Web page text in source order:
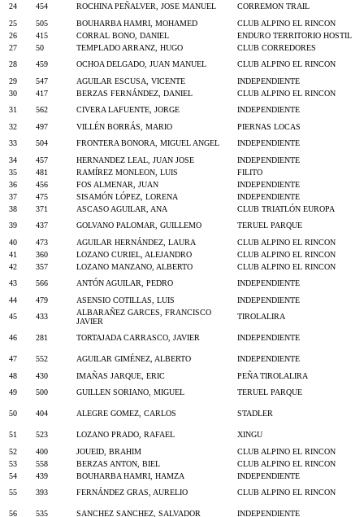
24 454 ROCHINA PEÑALVER, JOSE MANUEL
CORREMON TRAIL
25
505 BOUHARBA HAMRI, MOHAMED
CLUB ALPINO EL RINCON
26
415 CORRAL BONO, DANIEL
ENDURO TERRITORIO HOSTIL
27
50 TEMPLADO ARRANZ, HUGO
CLUB CORREDORES
28
459 OCHOA DELGADO, JUAN MANUEL
CLUB ALPINO EL RINCON
29
547 AGUILAR ESCUSA, VICENTE
INDEPENDIENTE
30
417 BERZAS FERNÁNDEZ, DANIEL
CLUB ALPINO EL RINCON
31
562 CIVERA LAFUENTE, JORGE
INDEPENDIENTE
32
497 VILLÉN BORRÁS, MARIO
PIERNAS LOCAS
33
504 FRONTERA BONORA, MIGUEL ANGEL
INDEPENDIENTE
34
457 HERNANDEZ LEAL, JUAN JOSE
INDEPENDIENTE
35
481 RAMÍREZ MONLEON, LUIS
FILITO
36
456 FOS ALMENAR, JUAN
INDEPENDIENTE
37
475 SISAMÓN LÓPEZ, LORENA
INDEPENDIENTE
38
371 ASCASO AGUILAR, ANA
CLUB TRIATLÓN EUROPA
39
437 GOLVANO PALOMAR, GUILLEMO
TERUEL PARQUE
40
473 AGUILAR HERNÁNDEZ, LAURA
CLUB ALPINO EL RINCON
41
360 LOZANO CURIEL, ALEJANDRO
CLUB ALPINO EL RINCON
42
357 LOZANO MANZANO, ALBERTO
CLUB ALPINO EL RINCON
43
566 ANTÓN AGUILAR, PEDRO
INDEPENDIENTE
44
479 ASENSIO COTILLAS, LUIS
INDEPENDIENTE
45
433
ALBARAÑEZ GARCES, FRANCISCO
JAVIER
TIROLALIRA
46 281 TORTAJADA CARRASCO, JAVIER INDEPENDIENTE
47 552 AGUILAR GIMÉNEZ, ALBERTO
INDEPENDIENTE
48
430 IMAÑAS JARQUE, ERIC
PEÑA TIROLALIRA
49
500 GUILLEN SORIANO, MIGUEL TERUEL PARQUE
50 404 ALEGRE GOMEZ, CARLOS STADLER
51 523 LOZANO PRADO, RAFAEL
XINGU
52
400 JOUEID, BRAHIM
CLUB ALPINO EL RINCON
53
558 BERZAS ANTON, BIEL
CLUB ALPINO EL RINCON
54
439 BOUHARBA HAMRI, HAMZA
INDEPENDIENTE
55
393 FERNÁNDEZ GRAS, AURELIO CLUB ALPINO EL RINCON
56 535 SANCHEZ SANCHEZ, SALVADOR INDEPENDIENTE